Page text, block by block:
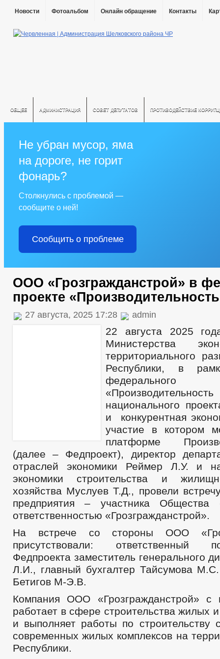
Новости Фотоальбом Онлайн обращение Контакты
ОБЩЕЕ АДМИНИСТРАЦИЯ СОВЕТ ДЕПУТАТОВ ПРОТИВОДЕЙСТВИЕ
Не убран мусор, яма
на дороге, не горит
фонарь?
Столкнулись с проблемой —
сообщите о ней!
Сообщить о проблеме
ООО «Грозгражданстрой» в
проекте
27 августа, 2025 17:28 admin
22 августа 2025
Министерства
территориального
Республики, в
национального
и конкурентная
участие в котором
платформе
(далее – Федпроект), директор
отраслей экономики Реймер Л.У. и
экономики строительства и
хозяйства Муслуев Т.Д., провели
предприятия – участника Общества
ответственностью «Грозгражданстрой».
На встрече со стороны ООО
присутствовали: ответственный
Федпроекта заместитель генерального
Л.И., главный бухгалтер Тайсумова
Бетигов М-Э.В.
Компания ООО «Грозгражданстрой»
работает в сфере строительства жилых
и выполняет работы по строительству
современных жилых комплексов на
Республики.